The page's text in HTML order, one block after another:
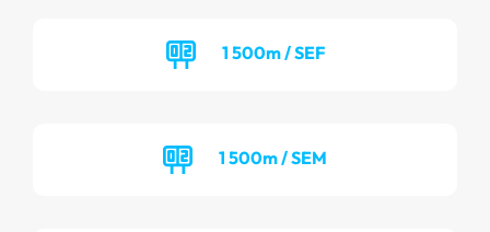
1 500m / SEF
1 500m / SEM